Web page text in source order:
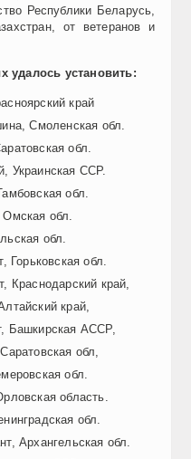
Республики Беларусь,
от ветеранов и
удалось установить:
край
Смоленская обл.
обл.
Украинская ССР.
обл.
обл.
обл.
Горьковская обл.
Краснодарский край,
край,
Башкирская АССР,
обл,
обл.
область.
обл.
Архангельская обл.